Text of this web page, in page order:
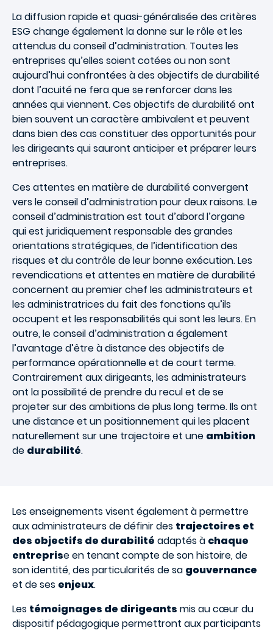
La diffusion rapide et quasi-généralisée des critères
ESG change également la donne sur le rôle et les
attendus du conseil d’administration. Toutes les
entreprises qu’elles soient cotées ou non sont
aujourd’hui confrontées à des objectifs de durabilité
dont l’acuité ne fera que se renforcer dans les
années qui viennent. Ces objectifs de durabilité ont
bien souvent un caractère ambivalent et peuvent
dans bien des cas constituer des opportunités pour
les dirigeants qui sauront anticiper et préparer leurs
entreprises.
Ces attentes en matière de durabilité convergent
vers le conseil d’administration pour deux raisons. Le
conseil d’administration est tout d’abord l’organe
qui est juridiquement responsable des grandes
orientations stratégiques, de l’identification des
risques et du contrôle de leur bonne exécution. Les
revendications et attentes en matière de durabilité
concernent au premier chef les administrateurs et
les administratrices du fait des fonctions qu’ils
occupent et les responsabilités qui sont les leurs. En
outre, le conseil d’administration a également
l’avantage d’être à distance des objectifs de
performance opérationnelle et de court terme.
Contrairement aux dirigeants, les administrateurs
ont la possibilité de prendre du recul et de se
projeter sur des ambitions de plus long terme. Ils ont
une distance et un positionnement qui les placent
naturellement sur une trajectoire et une ambition
de durabilité.
Les enseignements visent également à permettre
aux administrateurs de définir des trajectoires et
des objectifs de durabilité adaptés à chaque
entreprise en tenant compte de son histoire, de
son identité, des particularités de sa gouvernance
et de ses enjeux.
Les témoignages de dirigeants mis au cœur du
dispositif pédagogique permettront aux participants